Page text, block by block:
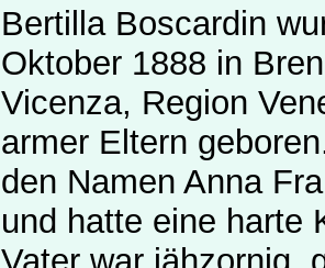
Bertilla Boscardin
Oktober 1888 in
Vicenza, Region
armer Eltern
den Namen Anna
und hatte eine harte